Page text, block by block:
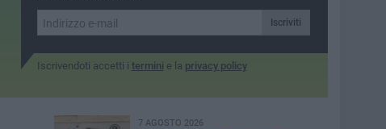
Iscriviti
Iscrivendoti accetti i termini e la privacy policy
7 AGOSTO 2026